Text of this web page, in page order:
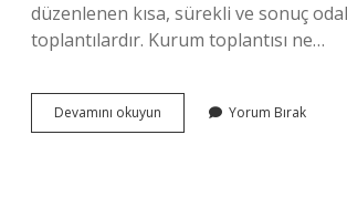
düzenlenen kısa, sürekli ve sonuç
toplantılardır. Kurum toplantısı ne…
Devamını okuyun
Içi
Yorum Bırak